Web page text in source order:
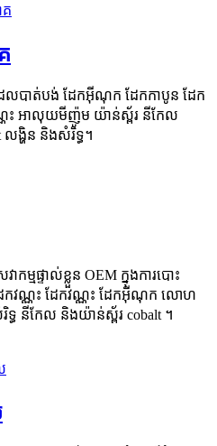
បាត់បង់ ដែកអ៊ីណុក ដែកកាបូន ដែក
ណ្ណះ អាលុយមីញ៉ូម យ៉ាន់ស្ព័រ នីកែល
ង្ហិន និងសំរិទ្ធ។
កម្មផ្ទាល់ខ្លួន OEM ក្នុងការបោះ
ែកវណ្ណះ ដែកវណ្ណះ ដែកអ៊ីណុក លោហ
នីកែល និងយ៉ាន់ស្ព័រ cobalt ។